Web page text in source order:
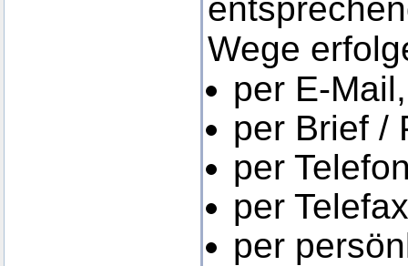
Wege
per E-Mail,
per Brief /
per
per
per